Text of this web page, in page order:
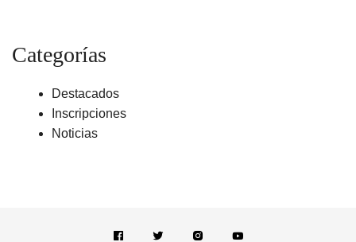
Categorías
Destacados
Inscripciones
Noticias